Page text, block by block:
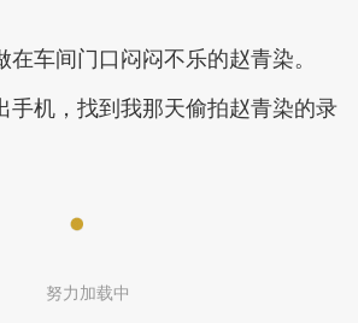
在车间门口闷闷不乐的赵青染。
手机，找到我那天偷拍赵青染的录
努力加载中